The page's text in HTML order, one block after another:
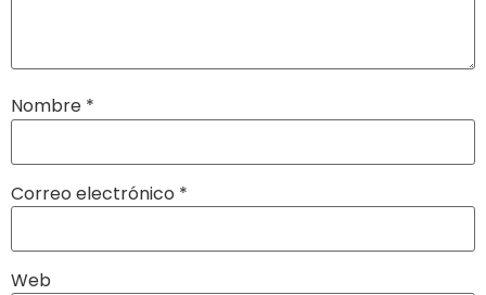
Nombre *
Correo electrónico *
Web